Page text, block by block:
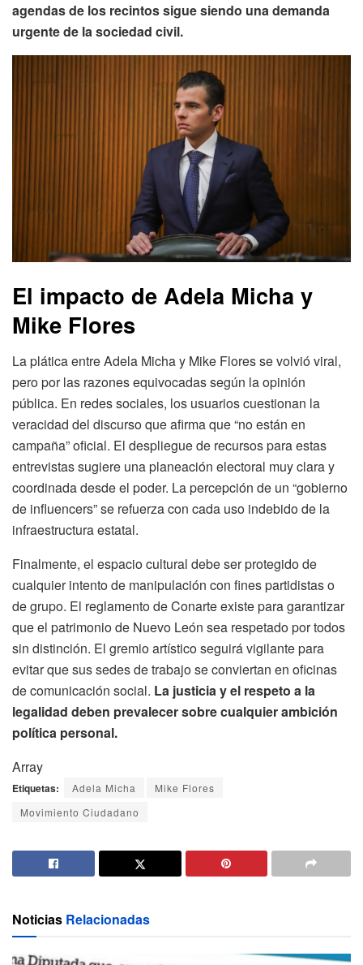
agendas de los recintos sigue siendo una demanda
urgente de la sociedad civil.
El impacto de Adela Micha y
Mike Flores
La plática entre Adela Micha y Mike Flores se volvió viral,
pero por las razones equivocadas según la opinión
pública. En redes sociales, los usuarios cuestionan la
veracidad del discurso que afirma que “no están en
campaña” oficial. El despliegue de recursos para estas
entrevistas sugiere una planeación electoral muy clara y
coordinada desde el poder. La percepción de un “gobierno
de influencers” se refuerza con cada uso indebido de la
infraestructura estatal.
Finalmente, el espacio cultural debe ser protegido de
cualquier intento de manipulación con fines partidistas o
de grupo. El reglamento de Conarte existe para garantizar
que el patrimonio de Nuevo León sea respetado por todos
sin distinción. El gremio artístico seguirá vigilante para
evitar que sus sedes de trabajo se conviertan en oficinas
de comunicación social. La justicia y el respeto a la
legalidad deben prevalecer sobre cualquier ambición
política personal.
Array
Etiquetas: Adela Micha
Mike Flores
Movimiento Ciudadano
Noticias Relacionadas